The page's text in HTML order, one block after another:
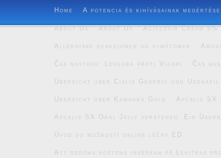
Home A potencia és kihívásainak megértése
About Us About Us Aciclovir Cream 5%
Allergiske reaksjoner og symptomer
Čas nastopa: Lovegra proti Viagri Čas
Übersicht über Cialis Generic und Udenafil
Übersicht über Kamagra Gold Apcalis
Apcalis SX Oral Jelly verstehen: Ein
Úvod do možností online léčby ED
Att bedöma kostens inverkan på Levitras